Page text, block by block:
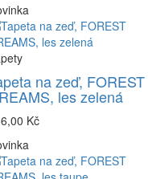
na zeď, FOREST
les zelená
Kč